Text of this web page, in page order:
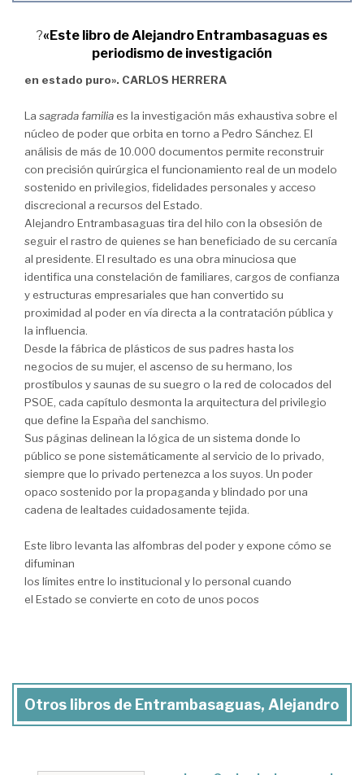
?«Este libro de Alejandro Entrambasaguas es
periodismo de investigación
en estado puro». CARLOS HERRERA
La sagrada familia es la investigación más exhaustiva sobre el
núcleo de poder que orbita en torno a Pedro Sánchez. El
análisis de más de 10.000 documentos permite reconstruir
con precisión quirúrgica el funcionamiento real de un modelo
sostenido en privilegios, fidelidades personales y acceso
discrecional a recursos del Estado.
Alejandro Entrambasaguas tira del hilo con la obsesión de
seguir el rastro de quienes se han beneficiado de su cercanía
al presidente. El resultado es una obra minuciosa que
identifica una constelación de familiares, cargos de confianza
y estructuras empresariales que han convertido su
proximidad al poder en vía directa a la contratación pública y
la influencia.
Desde la fábrica de plásticos de sus padres hasta los
negocios de su mujer, el ascenso de su hermano, los
prostíbulos y saunas de su suegro o la red de colocados del
PSOE, cada capítulo desmonta la arquitectura del privilegio
que define la España del sanchismo.
Sus páginas delinean la lógica de un sistema donde lo
público se pone sistemáticamente al servicio de lo privado,
siempre que lo privado pertenezca a los suyos. Un poder
opaco sostenido por la propaganda y blindado por una
cadena de lealtades cuidadosamente tejida.
Este libro levanta las alfombras del poder y expone cómo se
difuminan
los límites entre lo institucional y lo personal cuando
el Estado se convierte en coto de unos pocos
Otros libros de Entrambasaguas, Alejandro